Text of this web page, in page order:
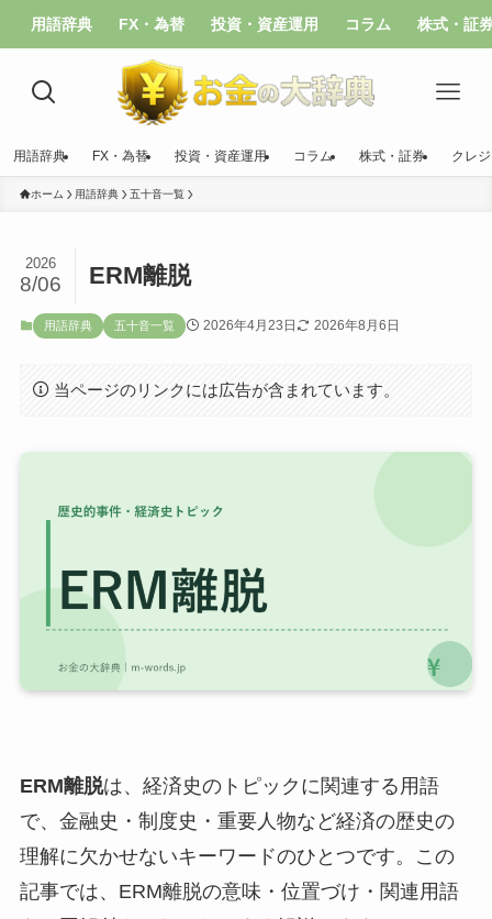
用語辞典 FX・為替 投資・資産運用 コラム 株式・証
用語辞典 FX・為替 投資・資産運用 コラム 株式・証券 クレ
ホーム 用語辞典 五十音一覧
ERM離脱
2026
8/06
用語辞典 五十音一覧 2026年4月23日 2026年8月6日
当ページのリンクには広告が含まれています。
ERM離脱は、経済史のトピックに関連する用語
で、金融史・制度史・重要人物など経済の歴史の
理解に欠かせないキーワードのひとつです。この
記事では、ERM離脱の意味・位置づけ・関連用語